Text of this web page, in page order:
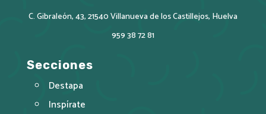
C. Gibraleón, 43, 21540 Villanueva de los Castillejos, Huelva
959 38 72 81
Secciones
Destapa
Inspírate